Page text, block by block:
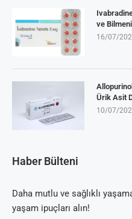
ve
16/07/
Ürik Asit
10/07/
Haber Bülteni
Daha mutlu ve sağlıklı
yaşam ipuçları alın!